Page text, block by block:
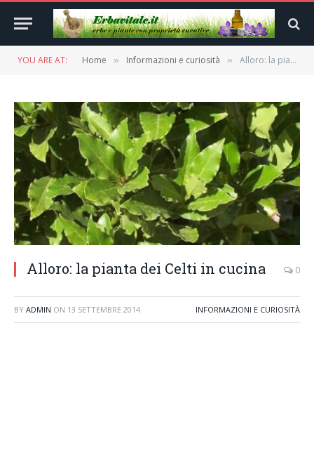
YOU ARE AT: Home » Informazioni e curiosità » Alloro: la pianta dei Celti in cucina
Alloro: la pianta dei Celti in cucina 0
BY ADMIN ON 13 SETTEMBRE 2014 INFORMAZIONI E CURIOSITÀ